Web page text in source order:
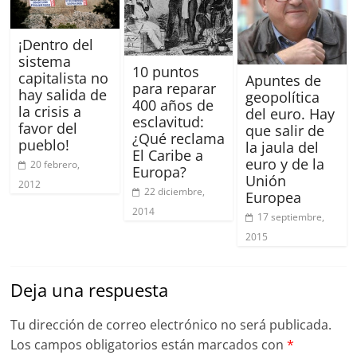
¡Dentro del
sistema
capitalista no
hay salida de
la crisis a
favor del
pueblo!
20 febrero,
2012
10 puntos
para reparar
400 años de
esclavitud:
¿Qué reclama
El Caribe a
Europa?
22 diciembre,
2014
Apuntes de
geopolítica
del euro. Hay
que salir de
la jaula del
euro y de la
Unión
Europea
17 septiembre,
2015
Deja una respuesta
Tu dirección de correo electrónico no será publicada.
Los campos obligatorios están marcados con*